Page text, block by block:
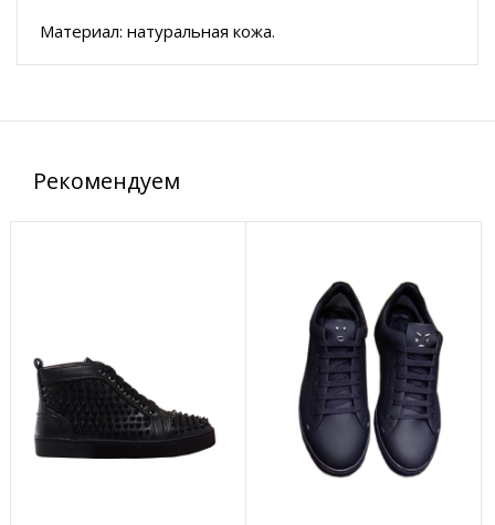
Материал: натуральная кожа.
Рекомендуем